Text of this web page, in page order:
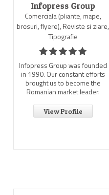
Infopress Group
Comerciala (pliante, mape,
brosuri, flyere), Reviste si ziare,
Tipografie
Infopress Group was founded
in 1990. Our constant efforts
brought us to become the
Romanian market leader.
View Profile